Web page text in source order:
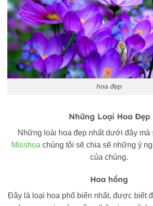
hoa đẹp
Những Loại Hoa Đẹp
Những loài hoa đẹp nhất dưới đây mà
Misshoa chúng tôi sẽ chia sẽ những ý
của chúng.
Hoa hồng
Đây là loại hoa phổ biến nhất, được biết